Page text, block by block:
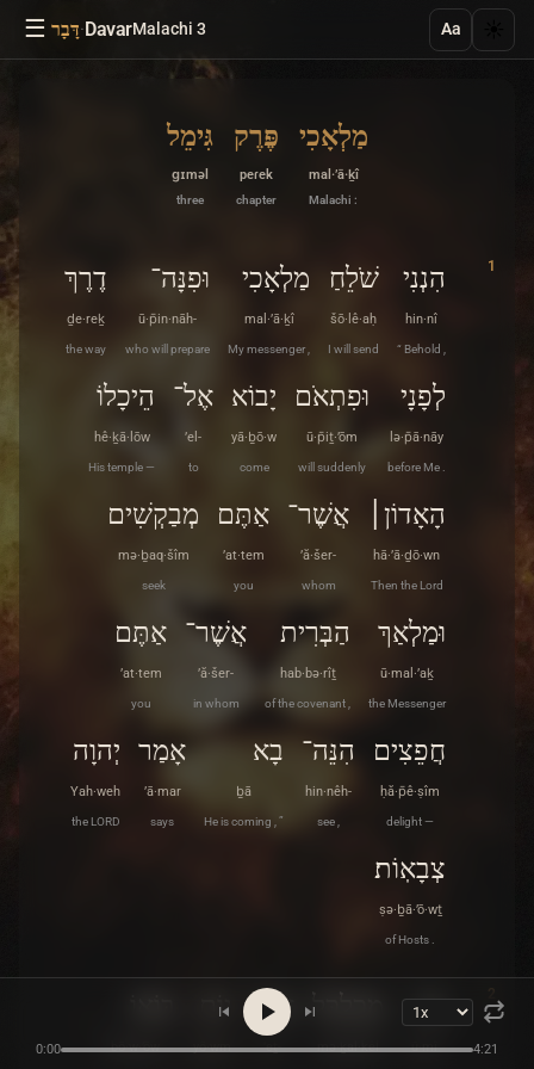
☰ דָּבָר·DavarMalachi 3 Aa
מַלְאָכִי
mal·’ā·ḵî
Malachi :
פֶּרֶק
peɾek
chapter
גִּימֵל
ɡɪməl
three
1 הִנְנִי
hin·nî
“ Behold ,
שֹׁלֵחַ
šō·lê·aḥ
I will send
מַלְאָכִי
mal·’ā·ḵî
My messenger ,
וּפִנָּה־
ū·p̄in·nāh-
who will prepare
דֶרֶךְ
ḏe·reḵ
the way
לְפָנָי
lə·p̄ā·nāy
before Me .
וּפִתְאֹם
ū·p̄iṯ·’ōm
will suddenly
יָבוֹא
yā·ḇō·w
come
אֶל־
’el-
to
הֵיכָלוֹ
hê·ḵā·lōw
His temple —
הָאָדוֹן׀
hā·’ā·ḏō·wn
Then the Lord
אֲשֶׁר־
’ă·šer-
whom
אַתֶּם
’at·tem
you
מְבַקְשִׁים
mə·ḇaq·šîm
seek
וּמַלְאַךְ
ū·mal·’aḵ
the Messenger
הַבְּרִית
hab·bə·rîṯ
of the covenant ,
אֲשֶׁר־
’ă·šer-
in whom
אַתֶּם
’at·tem
you
חֲפֵצִים
ḥă·p̄ê·ṣîm
delight —
הִנֵּה־
hin·nêh-
see ,
בָא
ḇā
He is coming , ”
אָמַר
’ā·mar
says
יְהוָה
Yah·weh
the LORD
צְבָאֽוֹת׃
ṣə·ḇā·’ō·wṯ
of Hosts .
וּמִי
ū·mî
מְכַלְכֵּל
mə·ḵal·kêl
אֶת־
’eṯ-
יוֹם
yō·wm
bō·w·’ōw
0:00 4:21